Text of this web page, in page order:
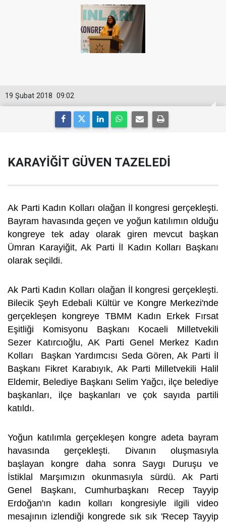
09:02
19 Şubat 2018
KARAYİĞİT GÜVEN TAZELEDİ
Ak Parti Kadın Kolları olağan İl kongresi gerçekleşti.
Bayram havasında geçen ve yoğun katılımın olduğu
kongreye tek aday olarak giren mevcut başkan
Ümran Karayiğit, Ak Parti İl Kadın Kolları Başkanı
olarak seçildi.
Ak Parti Kadın Kolları olağan İl kongresi gerçekleşti.
Bilecik Şeyh Edebali Kültür ve Kongre Merkezi'nde
gerçekleşen kongreye TBMM Kadın Erkek Fırsat
Eşitliği Komisyonu Başkanı Kocaeli Milletvekili
Sezer Katırcıoğlu, AK Parti Genel Merkez Kadın
Kolları Başkan Yardımcısı Seda Gören, Ak Parti İl
Başkanı Fikret Karabıyık, Ak Parti Milletvekili Halil
Eldemir, Belediye Başkanı Selim Yağcı, ilçe belediye
başkanları, ilçe başkanları ve çok sayıda partili
katıldı.
Yoğun katılımla gerçekleşen kongre adeta bayram
havasında gerçekleşti. Divanın oluşmasıyla
başlayan kongre daha sonra Saygı Duruşu ve
İstiklal Marşımızın okunmasıyla sürdü. Ak Parti
Genel Başkanı, Cumhurbaşkanı Recep Tayyip
Erdoğan'ın kadın kolları kongresiyle ilgili video
mesajının izlendiği kongrede sık sık 'Recep Tayyip